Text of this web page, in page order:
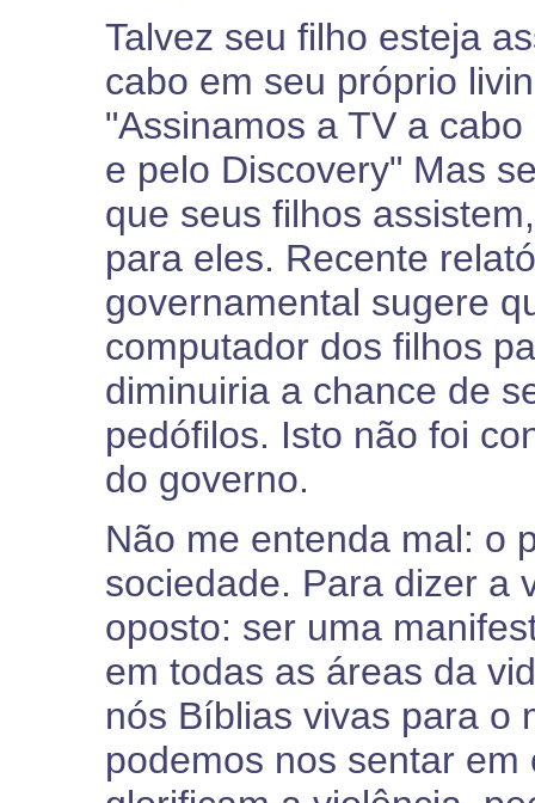
Talvez seu filho esteja
cabo em seu próprio
"Assinamos a TV a
e pelo Discovery" Mas
que seus filhos
para eles. Recente
governamental sugere
computador dos filhos
diminuiria a chance de
pedófilos. Isto não foi
do governo.
Não me entenda mal: o
sociedade. Para dizer a
oposto: ser uma
em todas as áreas da
nós Bíblias vivas para o
podemos nos sentar